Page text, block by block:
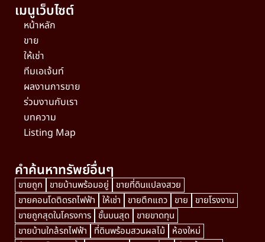
เมนูเว็บไซต์
หน้าหลัก
ขาย
ให้เช่า
ทีมเอเจ้นท์
ผลงานการขาย
ร่วมงานกับเรา
บทความ
Listing Map
คำค้นหาทรัพย์อื่นๆ
ขายถูก ขายบ้านพร้อมอยู่
ขายที่ดินแปลงสวย
ขายคอนโดติดรถไฟฟ้า ให้เช่า ขายตึกแถว ขาย
ขายโรงงาน
ขายถูกสุดในโครงการ ชั้นบนสุด
ขายขาดทุน
ขายบ้านใกล้รถไฟฟ้า
ที่ดินพร้อมสวนผลไม้
ห้องใหม่